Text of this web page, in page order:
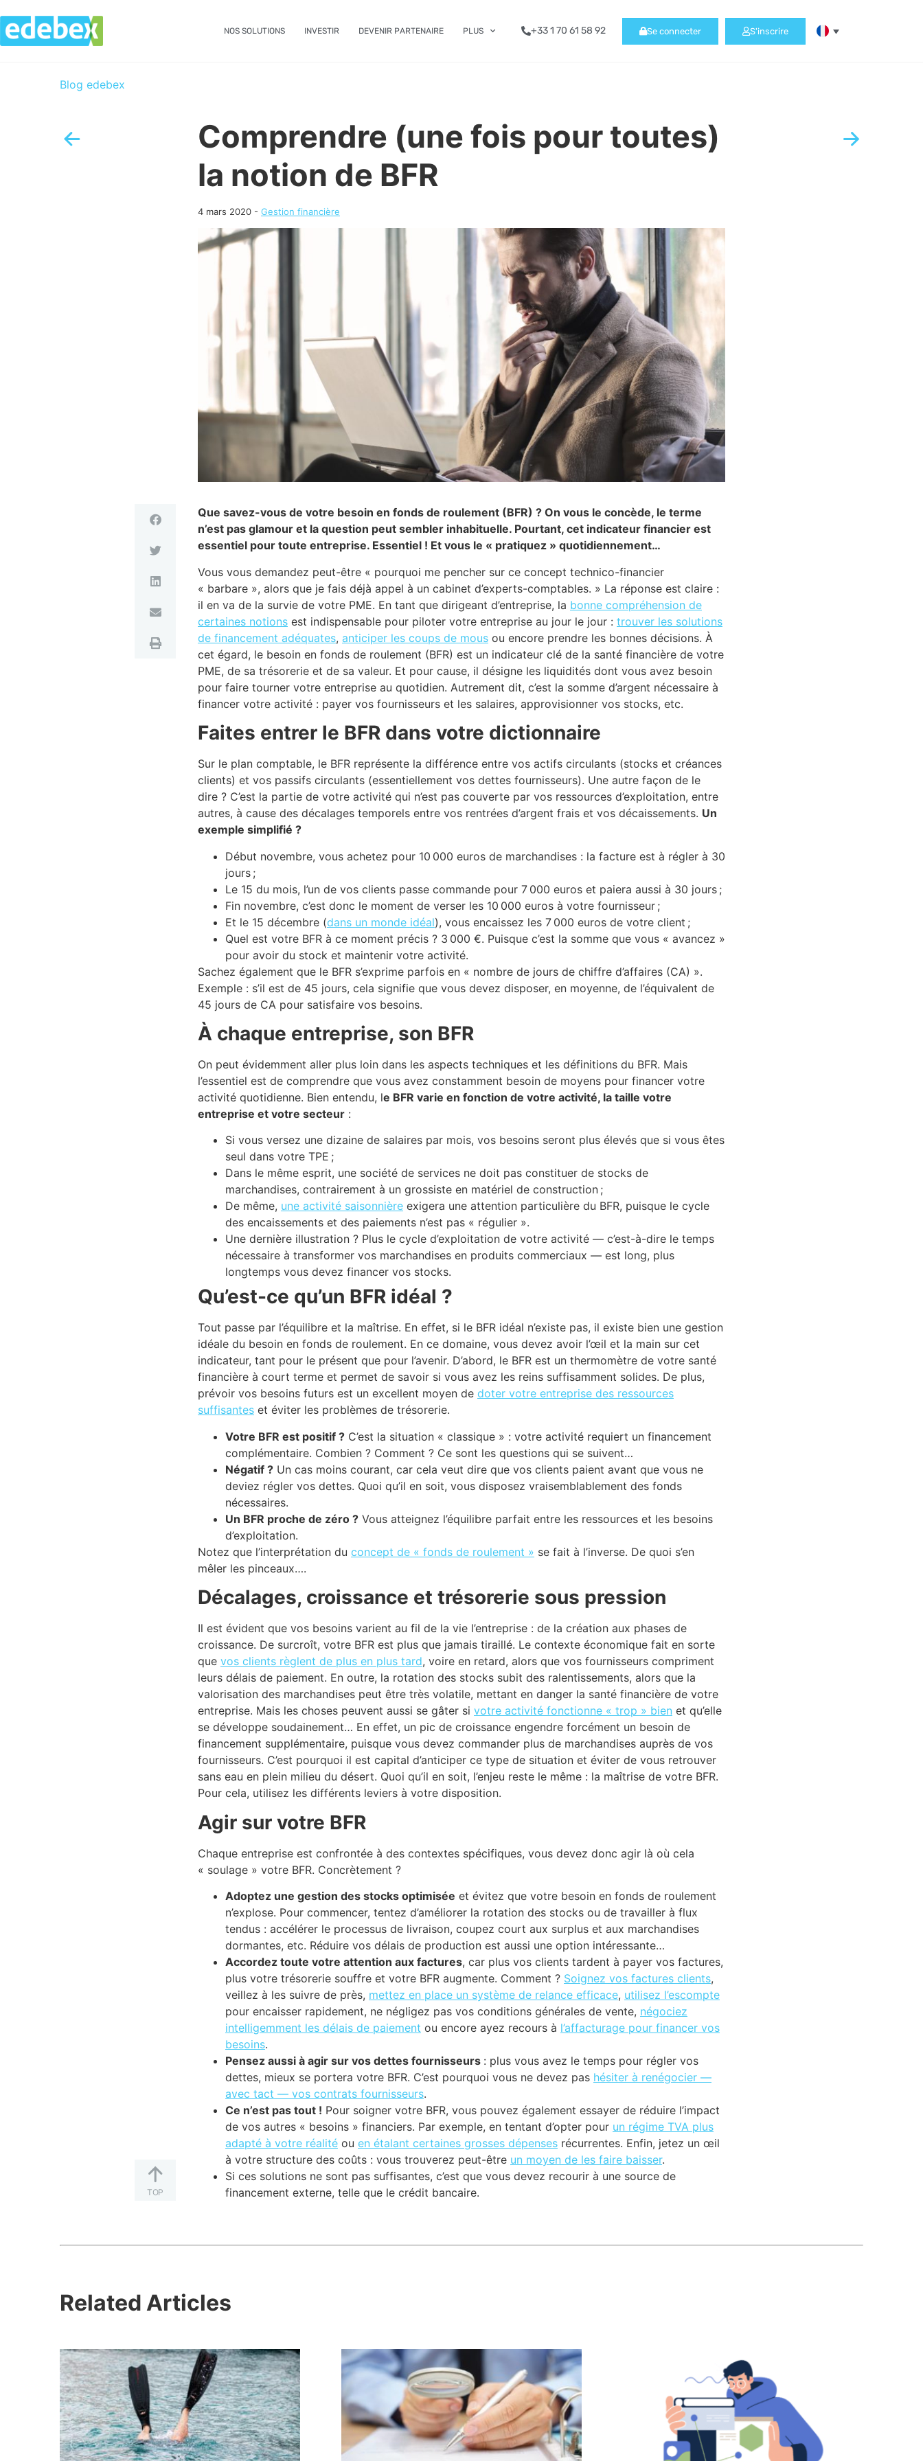
NOS SOLUTIONS INVESTIR DEVENIR PARTENAIRE PLUS +33 1 70 61 58 92 Se connecter S'inscrire
Blog edebex
Comprendre (une fois pour toutes)
la notion de BFR
4 mars 2020 - Gestion financière
TOP
Que savez-vous de votre besoin en fonds de roulement (BFR) ? On vous le concède, le terme
n’est pas glamour et la question peut sembler inhabituelle. Pourtant, cet indicateur financier est
essentiel pour toute entreprise. Essentiel ! Et vous le « pratiquez » quotidiennement…
Vous vous demandez peut-être « pourquoi me pencher sur ce concept technico-financier
« barbare », alors que je fais déjà appel à un cabinet d’experts-comptables. » La réponse est claire :
il en va de la survie de votre PME. En tant que dirigeant d’entreprise, la bonne compréhension de
certaines notions est indispensable pour piloter votre entreprise au jour le jour : trouver les solutions
de financement adéquates, anticiper les coups de mous ou encore prendre les bonnes décisions. À
cet égard, le besoin en fonds de roulement (BFR) est un indicateur clé de la santé financière de votre
PME, de sa trésorerie et de sa valeur. Et pour cause, il désigne les liquidités dont vous avez besoin
pour faire tourner votre entreprise au quotidien. Autrement dit, c’est la somme d’argent nécessaire à
financer votre activité : payer vos fournisseurs et les salaires, approvisionner vos stocks, etc.
Faites entrer le BFR dans votre dictionnaire
Sur le plan comptable, le BFR représente la différence entre vos actifs circulants (stocks et créances
clients) et vos passifs circulants (essentiellement vos dettes fournisseurs). Une autre façon de le
dire ? C’est la partie de votre activité qui n’est pas couverte par vos ressources d’exploitation, entre
autres, à cause des décalages temporels entre vos rentrées d’argent frais et vos décaissements. Un
exemple simplifié ?
Début novembre, vous achetez pour 10 000 euros de marchandises : la facture est à régler à 30
jours ;
Le 15 du mois, l’un de vos clients passe commande pour 7 000 euros et paiera aussi à 30 jours ;
Fin novembre, c’est donc le moment de verser les 10 000 euros à votre fournisseur ;
Et le 15 décembre (dans un monde idéal), vous encaissez les 7 000 euros de votre client ;
Quel est votre BFR à ce moment précis ? 3 000 €. Puisque c’est la somme que vous « avancez »
pour avoir du stock et maintenir votre activité.
Sachez également que le BFR s’exprime parfois en « nombre de jours de chiffre d’affaires (CA) ».
Exemple : s’il est de 45 jours, cela signifie que vous devez disposer, en moyenne, de l’équivalent de
45 jours de CA pour satisfaire vos besoins.
À chaque entreprise, son BFR
On peut évidemment aller plus loin dans les aspects techniques et les définitions du BFR. Mais
l’essentiel est de comprendre que vous avez constamment besoin de moyens pour financer votre
activité quotidienne. Bien entendu, le BFR varie en fonction de votre activité, la taille votre
entreprise et votre secteur :
Si vous versez une dizaine de salaires par mois, vos besoins seront plus élevés que si vous êtes
seul dans votre TPE ;
Dans le même esprit, une société de services ne doit pas constituer de stocks de
marchandises, contrairement à un grossiste en matériel de construction ;
De même, une activité saisonnière exigera une attention particulière du BFR, puisque le cycle
des encaissements et des paiements n’est pas « régulier ».
Une dernière illustration ? Plus le cycle d’exploitation de votre activité — c’est-à-dire le temps
nécessaire à transformer vos marchandises en produits commerciaux — est long, plus
longtemps vous devez financer vos stocks.
Qu’est-ce qu’un BFR idéal ?
Tout passe par l’équilibre et la maîtrise. En effet, si le BFR idéal n’existe pas, il existe bien une gestion
idéale du besoin en fonds de roulement. En ce domaine, vous devez avoir l’œil et la main sur cet
indicateur, tant pour le présent que pour l’avenir. D’abord, le BFR est un thermomètre de votre santé
financière à court terme et permet de savoir si vous avez les reins suffisamment solides. De plus,
prévoir vos besoins futurs est un excellent moyen de doter votre entreprise des ressources
suffisantes et éviter les problèmes de trésorerie.
Votre BFR est positif ? C’est la situation « classique » : votre activité requiert un financement
complémentaire. Combien ? Comment ? Ce sont les questions qui se suivent…
Négatif ? Un cas moins courant, car cela veut dire que vos clients paient avant que vous ne
deviez régler vos dettes. Quoi qu’il en soit, vous disposez vraisemblablement des fonds
nécessaires.
Un BFR proche de zéro ? Vous atteignez l’équilibre parfait entre les ressources et les besoins
d’exploitation.
Notez que l’interprétation du concept de « fonds de roulement » se fait à l’inverse. De quoi s’en
mêler les pinceaux….
Décalages, croissance et trésorerie sous pression
Il est évident que vos besoins varient au fil de la vie l’entreprise : de la création aux phases de
croissance. De surcroît, votre BFR est plus que jamais tiraillé. Le contexte économique fait en sorte
que vos clients règlent de plus en plus tard, voire en retard, alors que vos fournisseurs compriment
leurs délais de paiement. En outre, la rotation des stocks subit des ralentissements, alors que la
valorisation des marchandises peut être très volatile, mettant en danger la santé financière de votre
entreprise. Mais les choses peuvent aussi se gâter si votre activité fonctionne « trop » bien et qu’elle
se développe soudainement… En effet, un pic de croissance engendre forcément un besoin de
financement supplémentaire, puisque vous devez commander plus de marchandises auprès de vos
fournisseurs. C’est pourquoi il est capital d’anticiper ce type de situation et éviter de vous retrouver
sans eau en plein milieu du désert. Quoi qu’il en soit, l’enjeu reste le même : la maîtrise de votre BFR.
Pour cela, utilisez les différents leviers à votre disposition.
Agir sur votre BFR
Chaque entreprise est confrontée à des contextes spécifiques, vous devez donc agir là où cela
« soulage » votre BFR. Concrètement ?
Adoptez une gestion des stocks optimisée et évitez que votre besoin en fonds de roulement
n’explose. Pour commencer, tentez d’améliorer la rotation des stocks ou de travailler à flux
tendus : accélérer le processus de livraison, coupez court aux surplus et aux marchandises
dormantes, etc. Réduire vos délais de production est aussi une option intéressante…
Accordez toute votre attention aux factures, car plus vos clients tardent à payer vos factures,
plus votre trésorerie souffre et votre BFR augmente. Comment ? Soignez vos factures clients,
veillez à les suivre de près, mettez en place un système de relance efficace, utilisez l’escompte
pour encaisser rapidement, ne négligez pas vos conditions générales de vente, négociez
intelligemment les délais de paiement ou encore ayez recours à l’affacturage pour financer vos
besoins.
Pensez aussi à agir sur vos dettes fournisseurs : plus vous avez le temps pour régler vos
dettes, mieux se portera votre BFR. C’est pourquoi vous ne devez pas hésiter à renégocier —
avec tact — vos contrats fournisseurs.
Ce n’est pas tout ! Pour soigner votre BFR, vous pouvez également essayer de réduire l’impact
de vos autres « besoins » financiers. Par exemple, en tentant d’opter pour un régime TVA plus
adapté à votre réalité ou en étalant certaines grosses dépenses récurrentes. Enfin, jetez un œil
à votre structure des coûts : vous trouverez peut-être un moyen de les faire baisser.
Si ces solutions ne sont pas suffisantes, c’est que vous devez recourir à une source de
financement externe, telle que le crédit bancaire.
Related Articles